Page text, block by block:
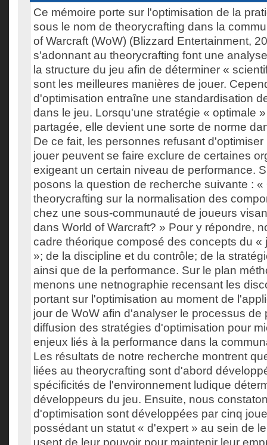
Ce mémoire porte sur l'optimisation de la
sous le nom de theorycrafting dans la
of Warcraft (WoW) (Blizzard Entertainment,
s'adonnant au theorycrafting font une
la structure du jeu afin de déterminer «
sont les meilleures manières de jouer.
d'optimisation entraîne une standardisation
dans le jeu. Lorsqu'une stratégie « optimale
partagée, elle devient une sorte de norme
De ce fait, les personnes refusant
jouer peuvent se faire exclure de certaines
exigeant un certain niveau de performance.
posons la question de recherche suivante : «
theorycrafting sur la normalisation des
chez une sous-communauté de joueurs
dans World of Warcraft? » Pour y répondre,
cadre théorique composé des concepts du «
»; de la discipline et du contrôle; de la
ainsi que de la performance. Sur le plan
menons une netnographie recensant les
portant sur l'optimisation au moment de
jour de WoW afin d'analyser le processus de
diffusion des stratégies d'optimisation pour
enjeux liés à la performance dans la
Les résultats de notre recherche montrent
liées au theorycrafting sont d'abord
spécificités de l'environnement ludique
développeurs du jeu. Ensuite, nous
d'optimisation sont développées par cinq
possédant un statut « d'expert » au sein de
usent de leur pouvoir pour maintenir leur